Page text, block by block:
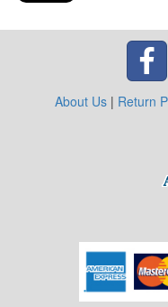
About Us| Return